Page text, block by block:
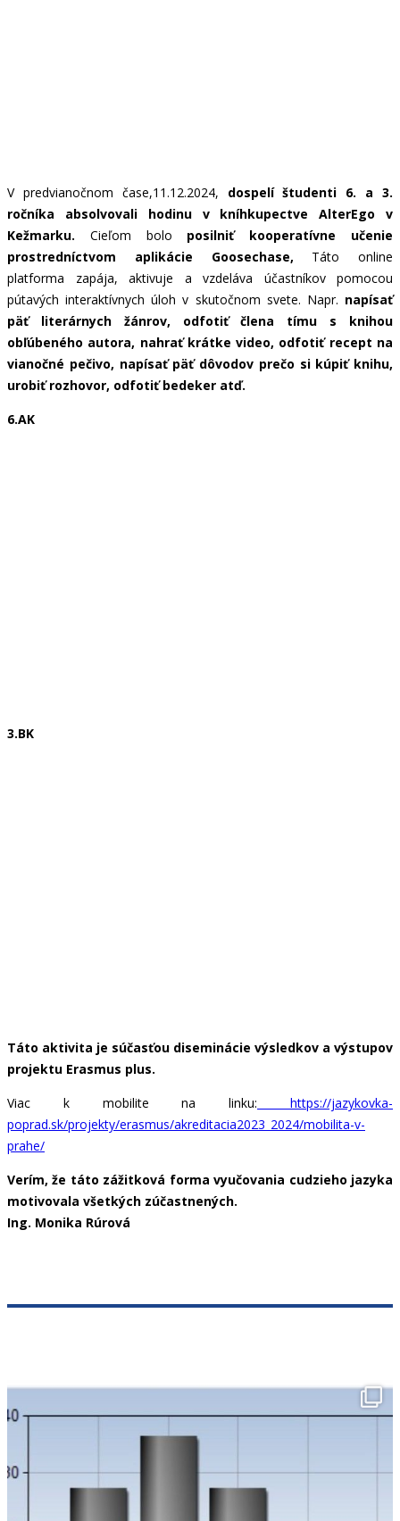
V predvianočnom čase,11.12.2024, dospelí študenti 6. a 3.
ročníka absolvovali hodinu v kníhkupectve AlterEgo v
Kežmarku. Cieľom bolo posilniť kooperatívne učenie
prostredníctvom aplikácie Goosechase, Táto online
platforma zapája, aktivuje a vzdeláva účastníkov pomocou
pútavých interaktívnych úloh v skutočnom svete. Napr. napísať
päť literárnych žánrov, odfotiť člena tímu s knihou
obľúbeného autora, nahrať krátke video, odfotiť recept na
vianočné pečivo, napísať päť dôvodov prečo si kúpiť knihu,
urobiť rozhovor, odfotiť bedeker atď.
6.AK
3.BK
Táto aktivita je súčasťou diseminácie výsledkov a výstupov
projektu Erasmus plus.
Viac k mobilite na linku: https://jazykovka-
poprad.sk/projekty/erasmus/akreditacia2023_2024/mobilita-v-
prahe/
Verím, že táto zážitková forma vyučovania cudzieho jazyka
motivovala všetkých zúčastnených.
Ing. Monika Rúrová